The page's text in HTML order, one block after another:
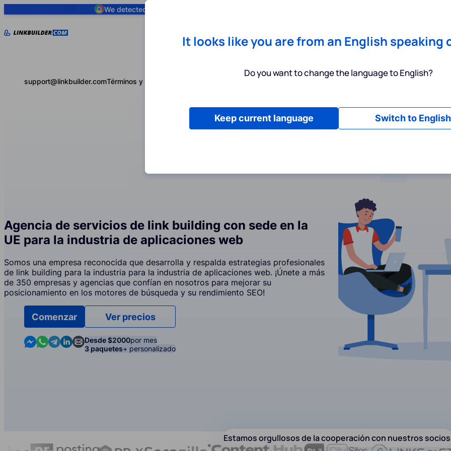
We detected you are using
support@linkbuilder.comTérminos y condiciones
Agencia de servicios de link building con sede en la
UE para la industria de aplicaciones web
Somos una empresa reconocida que desarrolla y respalda estrategias profesionales
de link building para la industria para la industria de aplicaciones web. ¡Únete a más
de 350 empresas y agencias que confían en nosotros para mejorar su
posicionamiento en los motores de búsqueda y su rendimiento SEO!
Comenzar
Contact us in Messenger
Contact us in WhatsApp
Contact us in Telegram
Contact us in Linkedin
Contact us by email
Ver precios
Desde $2000por mes
3 paquetes+ personalizado
Estamos orgullosos de la cooperación con nuestros
It looks like you are from an English speaking
Do you want to change the language to English?
Switch to English
Keep current language